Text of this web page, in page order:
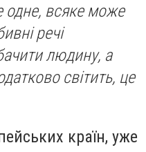
одне, всяке може
речі
людину, а
світить, це
країн, уже